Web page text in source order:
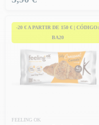
-20 € A PARTIR DE 150 € | CÓDIGO:
BA20
FEELING OK